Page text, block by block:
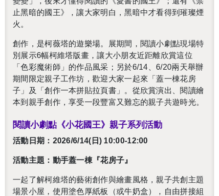
止黑暗的國王》，讓大家明白，黑暗中才看得到璀璨煙
火。
創作，是柯薇塔的遊樂場。 展期間， 閱讀小劇點現場特
別展示6幅柯維塔版畫，讓大小朋友近距離欣賞這位
「色彩魔術師」的作品風采；另於6/14 、6/20兩天舉辦
期間限定親子工作坊，歡迎大家一起來「蓋一棟花房
子」及「創作一本拼貼拉頁書」。從欣賞演出、閱讀繪
本到親手創作，享受一段豐富又難忘的親子共遊時光。
閱讀小劇點《小花國王》親子系列活動
活動日期：2026/6/14( 日 ) 10:00-12:00
活動主題：動手蓋一棟『花房子』
一起了解柯維塔的藝術創作與繪畫風格，親子共創主題
場景小屋，使用塗⾊厚紙板（或牛奶盒），⾃由拼接組
還沒加入會員